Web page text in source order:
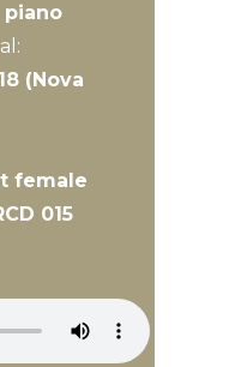
piano
(Nova
female
015